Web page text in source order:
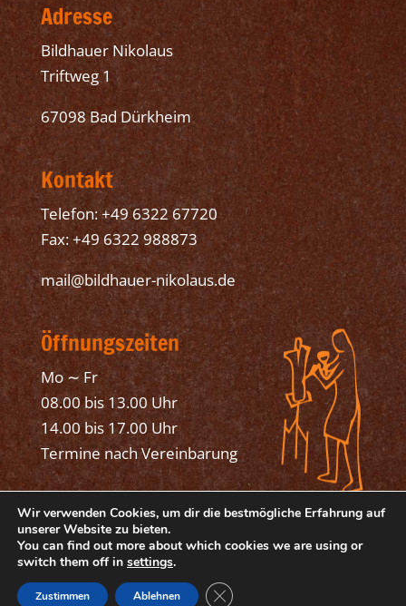
Adresse
Bildhauer Nikolaus
Triftweg 1
67098 Bad Dürkheim
Kontakt
Telefon: +49 6322 67720
Fax: +49 6322 988873
mail@bildhauer-nikolaus.de
Öffnungszeiten
Mo ∼ Fr
08.00 bis 13.00 Uhr
14.00 bis 17.00 Uhr
Termine nach Vereinbarung
© 2025 Bildhauer Mathias Nikolaus, Bad
Dürkheim
Wir verwenden Cookies, um dir die bestmögliche Erfahrung auf
unserer Website zu bieten.
You can find out more about which cookies we are using or
switch them off in settings.
Zustimmen Ablehnen GDPR Cookie-Banner schließen